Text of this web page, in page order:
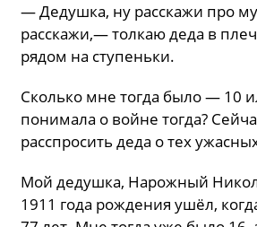
— Дедушка, ну расскажи про
расскажи,— толкаю деда в
рядом на ступеньки.
Сколько мне тогда было — 10
понимала о войне тогда?
расспросить деда о тех
Мой дедушка, Нарожный
1911 года рождения ушёл,